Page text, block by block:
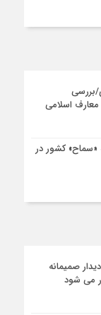
بررسی
معارف اسلامی
«سماح» کشور در
صمیمانه
می شود